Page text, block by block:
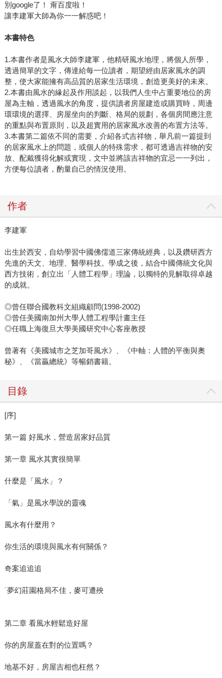
別google了！ 甭百度啦！
讓李建軍大師為你一一解惑吧！
本書特色
1.本書作者是風水大師李建軍，他精研風水地理，將個人所學，
透過簡單的文字，傳達給每一位讀者，期望經由居家風水的調
整，使大家能擁有高品質的居家生活環境，創造更美好的未來。
2.本書由風水的緣起及作用談起，以我們人生中占重要地位的房
屋為主軸，透過風水的角度，提供讀者房屋建造或購買時，周邊
環環境的選擇、房屋坐向的判斷、格局的規劃，各個房間應注意
的重點與布置原則，以及超實用的居家風水改善的布置方法等。
3.本書第二篇依不同的需要，介紹各式吉祥物，舉凡前一篇提到
的居家風水上的問題，或個人的特殊需求，都可透過吉祥物的安
放、配戴獲得化解或實現，文中並將該吉祥物的宜忌一一列出，
方便每位讀者，酌量自己的情況使用。
作者
李建軍
出生於西安，自幼學習中國佛儒道三家傳統經典，以及鑽研西方
先進的天文、地理、醫學科技。學成之後，結合中國傳統文化與
西方技術，創立出「人體工程學」理論，以獨特的見解取得卓越
的成就。
◎曾任聯合國教科文組織顧問(1998-2002)
◎曾任美國南加州大學人體工程學計畫主任
◎任職上海復旦大學美國研究中心客座教授
曾著有《美國城市之芝加哥風水》、《中軸：人體的平衡與奧
秘》、《當贏總統》等暢銷書籍。
目錄
[序]
第一篇 好風水，營造居家好品質
第一章 風水其實很簡單
什麼是「風水」？
「氣」是風水學說的靈魂
風水有什麼用？
你生活的環境與風水有何關係？
奇案追追追
˙夢幻莊園格局不佳，麥可遭殃
第二章 看風水輕鬆造好屋
你的房屋蓋在對的位置嗎？
地基不好，房屋吉相也枉然？